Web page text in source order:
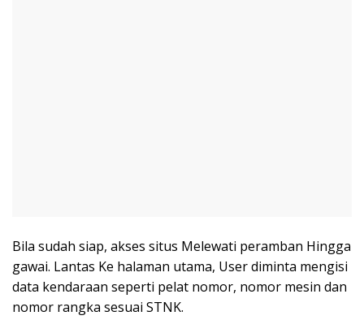
Bila sudah siap, akses situs Melewati peramban Hingga
gawai. Lantas Ke halaman utama, User diminta mengisi
data kendaraan seperti pelat nomor, nomor mesin dan
nomor rangka sesuai STNK.